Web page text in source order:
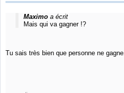
Maximoa écrit
Mais qui va gagner !?
Tu sais très bien que personne ne gagne.